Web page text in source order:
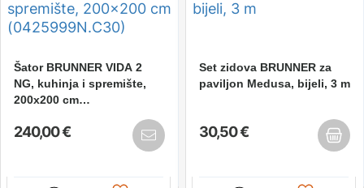
Šator BRUNNER VIDA 2
NG, kuhinja i spremište,
200x200 cm
240,00 €
Set zidova BRUNNER za
paviljon Medusa, bijeli, 3 m
30,50 €